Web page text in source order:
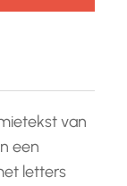
van
een
letters